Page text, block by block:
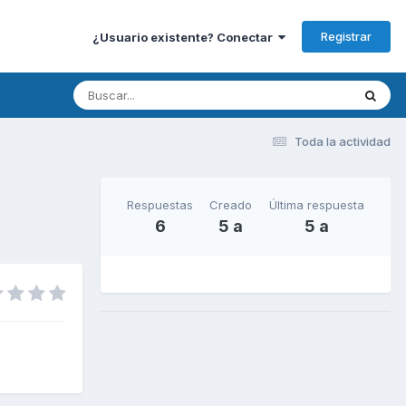
¿Usuario existente? Conectar Registrar
Toda la actividad
Respuestas
6
Creado
5 a
Última respuesta
5 a